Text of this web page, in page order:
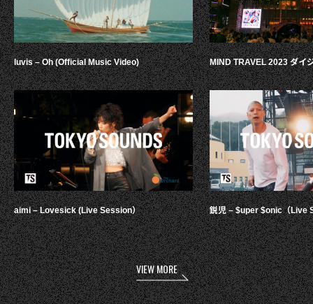
luvis – Oh (Official Music Video)
aimi – Lovesick (Live Session）
MIND TRAVEL 2023 ダイ
鋭児 – $uper $onic（Live
VIEW MORE